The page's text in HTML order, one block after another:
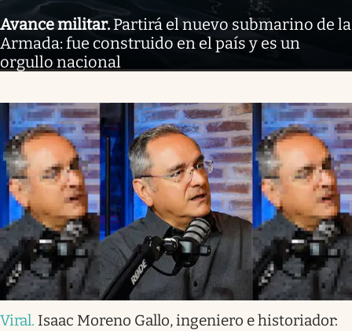
Avance militar. Partirá el nuevo submarino de la
Armada: fue construido en el país y es un
orgullo nacional
Viral. Isaac Moreno Gallo, ingeniero e historiador: